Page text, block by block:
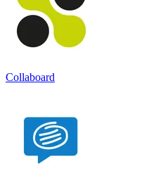
Collaboard